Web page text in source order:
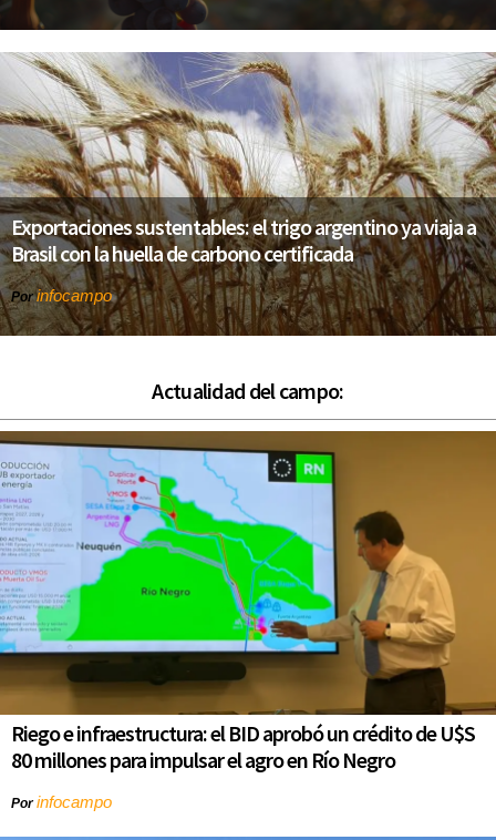
Exportaciones sustentables: el trigo argentino ya viaja a
Brasil con la huella de carbono certificada
Porinfocampo
Actualidad del campo:
Riego e infraestructura: el BID aprobó un crédito de U$S
80 millones para impulsar el agro en Río Negro
Porinfocampo